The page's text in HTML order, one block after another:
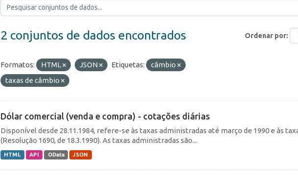
Ordenar por
2 conjuntos de dados encontrados
Formatos: HTML JSON Etiquetas:
câmbio
taxas de câmbio
Dólar comercial (venda e compra) - cotações diárias
Disponível desde 28.11.1984, refere-se às taxas administradas até março de 1990 e às
(Resolução 1690, de 18.3.1990). As taxas administradas são...
HTML API OData JSON